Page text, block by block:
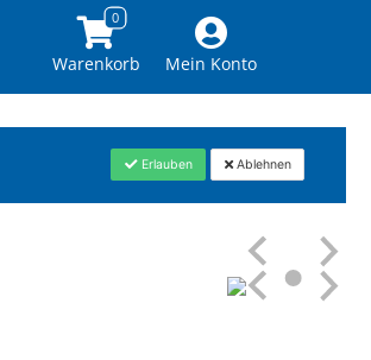
Warenkorb Mein Konto
Erlauben Ablehnen